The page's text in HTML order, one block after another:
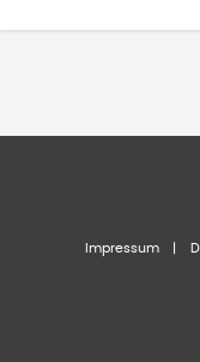
Impressum